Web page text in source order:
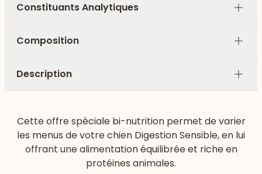
Constituants Analytiques
Plus
Composition
Plus
Description
Plus
Cette offre spéciale bi-nutrition permet de varier
les menus de votre chien Digestion Sensible, en lui
offrant une alimentation équilibrée et riche en
protéines animales.